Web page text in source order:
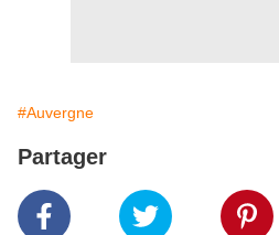
#Auvergne
Partager